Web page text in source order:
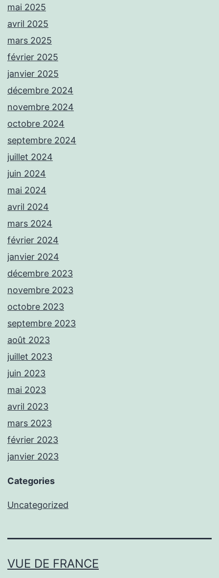
mai 2025
avril 2025
mars 2025
février 2025
janvier 2025
décembre 2024
novembre 2024
octobre 2024
septembre 2024
juillet 2024
juin 2024
mai 2024
avril 2024
mars 2024
février 2024
janvier 2024
décembre 2023
novembre 2023
octobre 2023
septembre 2023
août 2023
juillet 2023
juin 2023
mai 2023
avril 2023
mars 2023
février 2023
janvier 2023
Categories
Uncategorized
VUE DE FRANCE